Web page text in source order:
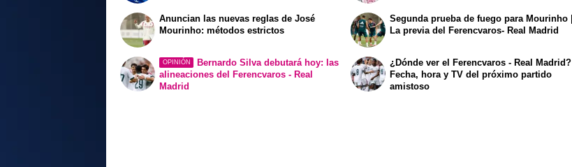
Anuncian las nuevas reglas de José
Mourinho: métodos estrictos
OPINIÓN
Bernardo Silva debutará hoy: las
alineaciones del Ferencvaros - Real
Madrid
Segunda prueba de fuego para Mourinho |
La previa del Ferencvaros- Real Madrid
¿Dónde ver el Ferencvaros - Real Madrid?
Fecha, hora y TV del próximo partido
amistoso